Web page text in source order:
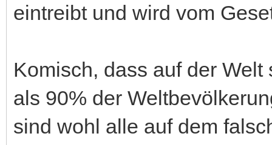
eintreibt und wird vom
Komisch, dass auf der
als 90% der
sind wohl alle auf dem